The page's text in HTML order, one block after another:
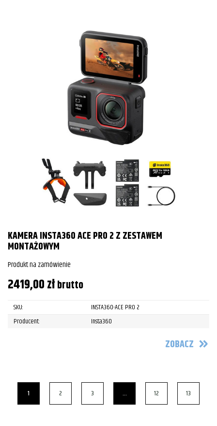
KAMERA INSTA360 ACE PRO 2 Z ZESTAWEM
MONTAŻOWYM
Produkt na zamówienie
2419,00złbrutto
SKU:
INSTA360-ACE PRO 2
Producent:
Insta360
ZOBACZ
1 2 3 … 12 13